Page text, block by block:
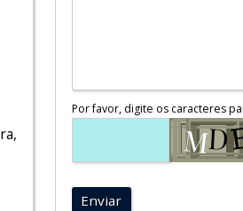
Por favor, digite os caracteres
Enviar